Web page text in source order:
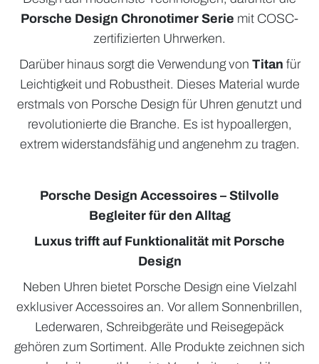
Porsche Design Chronotimer Serie mit COSC-
zertifizierten Uhrwerken.
Darüber hinaus sorgt die Verwendung von Titan für
Leichtigkeit und Robustheit. Dieses Material wurde
erstmals von Porsche Design für Uhren genutzt und
revolutionierte die Branche. Es ist hypoallergen,
extrem widerstandsfähig und angenehm zu tragen.
Porsche Design Accessoires – Stilvolle
Begleiter für den Alltag
Luxus trifft auf Funktionalität mit Porsche
Design
Neben Uhren bietet Porsche Design eine Vielzahl
exklusiver Accessoires an. Vor allem Sonnenbrillen,
Lederwaren, Schreibgeräte und Reisegepäck
gehören zum Sortiment. Alle Produkte zeichnen sich